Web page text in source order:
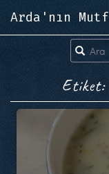
Arda'nın
Etiket: